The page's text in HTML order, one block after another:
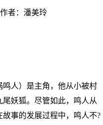
作者： 潘美玲
人）是主角，他从小被村
妖狐。尽管如此，鸣人从
事的发展过程中，鸣人不?